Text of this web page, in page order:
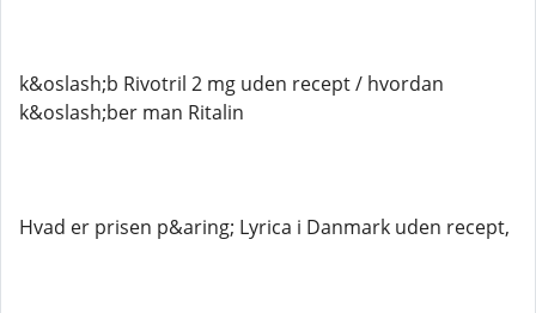
k&oslash;b Rivotril 2 mg uden recept / hvordan
k&oslash;ber man Ritalin
Hvad er prisen p&aring; Lyrica i Danmark uden recept,